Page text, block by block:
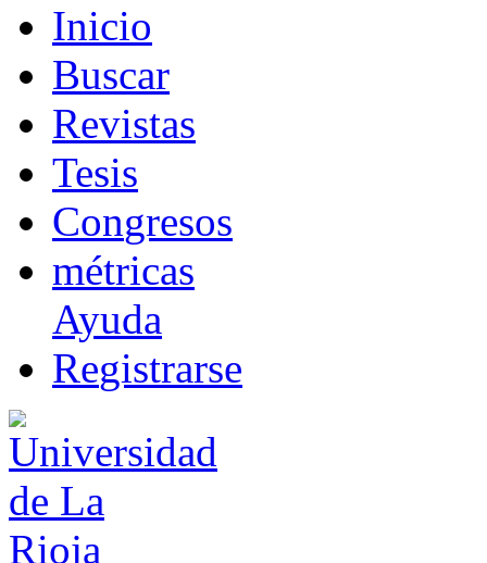
Inicio
Buscar
Revistas
Tesis
Congresos
métricas
Ayuda
Registrarse